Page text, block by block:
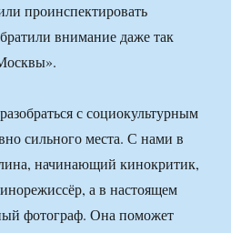
проинспектировать
внимание даже так
с социокультурным
сильного места. С нами в
начинающий кинокритик,
а в настоящем
фотограф. Она поможет